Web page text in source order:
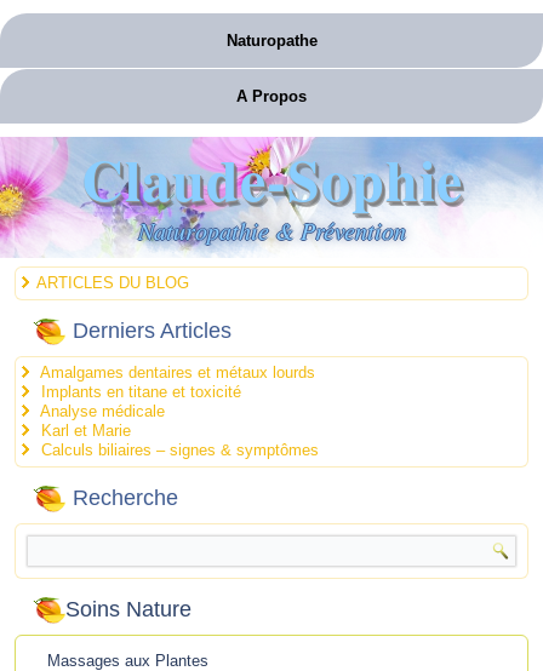
Naturopathe
A Propos
Claude-Sophie
Naturopathie & Prévention
ARTICLES DU BLOG
Derniers Articles
Amalgames dentaires et métaux lourds
Implants en titane et toxicité
Analyse médicale
Karl et Marie
Calculs biliaires – signes & symptômes
Recherche
Soins Nature
Massages aux Plantes